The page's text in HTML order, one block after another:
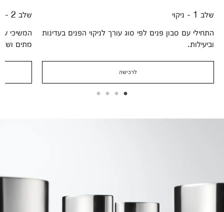
שלב 1 - ניקוי
התחילי עם סבון פנים לפי סוג עורך לניקוי הפנים בעדינות
וביעילות.
לרכישה
שלב 2 - הסרה
המשיכי
מתים